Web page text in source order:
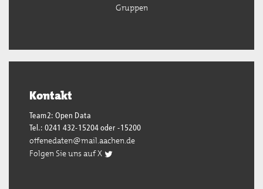
Gruppen
Kontakt
Team2: Open Data
Tel.: 0241 432-15204 oder -15200
offenedaten@mail.aachen.de
Folgen Sie uns auf X